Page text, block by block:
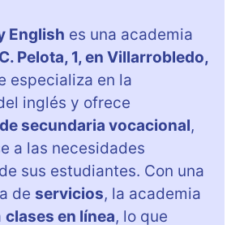
English es una academia
C. Pelota, 1, en Villarrobledo,
especializa en la
inglés y ofrece
secundaria vocacional,
a las necesidades
sus estudiantes. Con una
de servicios, la academia
clases en línea, lo que